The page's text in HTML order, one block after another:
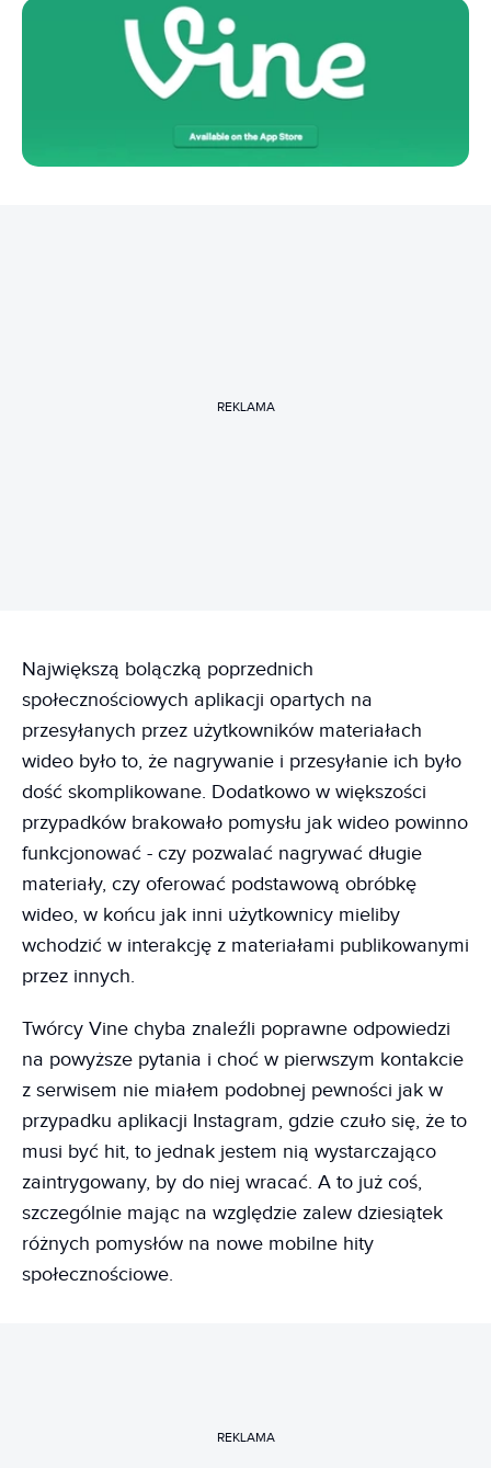
REKLAMA
Największą bolączką poprzednich
społecznościowych aplikacji opartych na
przesyłanych przez użytkowników materiałach
wideo było to, że nagrywanie i przesyłanie ich było
dość skomplikowane. Dodatkowo w większości
przypadków brakowało pomysłu jak wideo powinno
funkcjonować - czy pozwalać nagrywać długie
materiały, czy oferować podstawową obróbkę
wideo, w końcu jak inni użytkownicy mieliby
wchodzić w interakcję z materiałami publikowanymi
przez innych.
Twórcy Vine chyba znaleźli poprawne odpowiedzi
na powyższe pytania i choć w pierwszym kontakcie
z serwisem nie miałem podobnej pewności jak w
przypadku aplikacji Instagram, gdzie czuło się, że to
musi być hit, to jednak jestem nią wystarczająco
zaintrygowany, by do niej wracać. A to już coś,
szczególnie mając na względzie zalew dziesiątek
różnych pomysłów na nowe mobilne hity
społecznościowe.
REKLAMA